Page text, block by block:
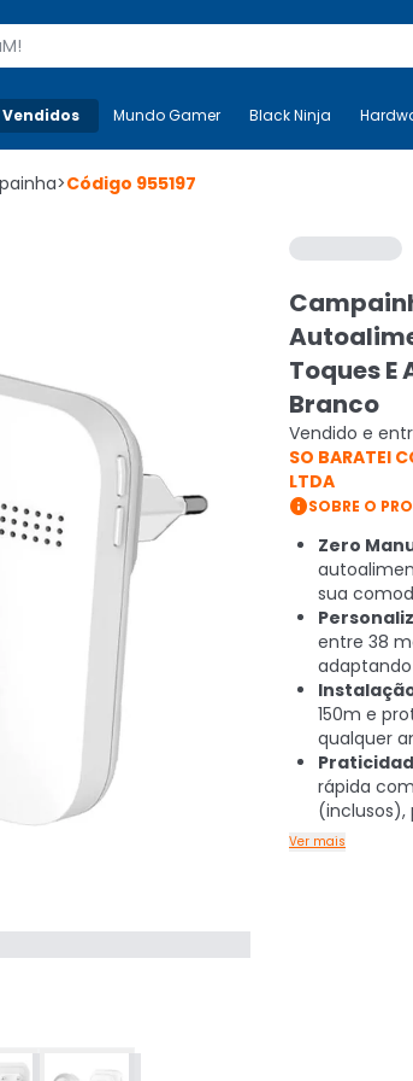
Mais-v- Mundo Gamer Black
Mundo Gamer Black Ninja
>Código 955197
Toques E
Branco
Vendido e
SO BARATEI
LTDA
SOBRE O
Zero
sua
entre 38
150m e
qualquer
rápida
(inclusos),
Ver mais